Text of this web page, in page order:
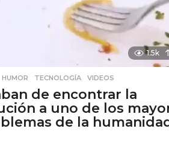
1.5k
,HUMOR ,TECNOLOGÍA ,VIDEOS
de encontrar la
a uno de los
de la